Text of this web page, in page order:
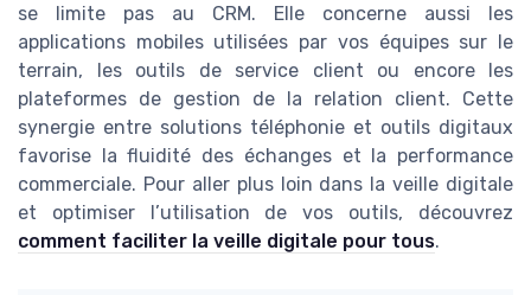
se limite pas au CRM. Elle concerne aussi les
applications mobiles utilisées par vos équipes sur le
terrain, les outils de service client ou encore les
plateformes de gestion de la relation client. Cette
synergie entre solutions téléphonie et outils digitaux
favorise la fluidité des échanges et la performance
commerciale. Pour aller plus loin dans la veille digitale
et optimiser l’utilisation de vos outils, découvrez
comment faciliter la veille digitale pour tous.